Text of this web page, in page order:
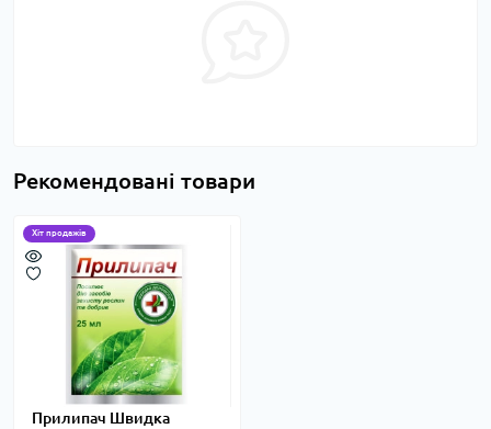
Рекомендовані товари
Хіт продажів
Прилипач Швидка